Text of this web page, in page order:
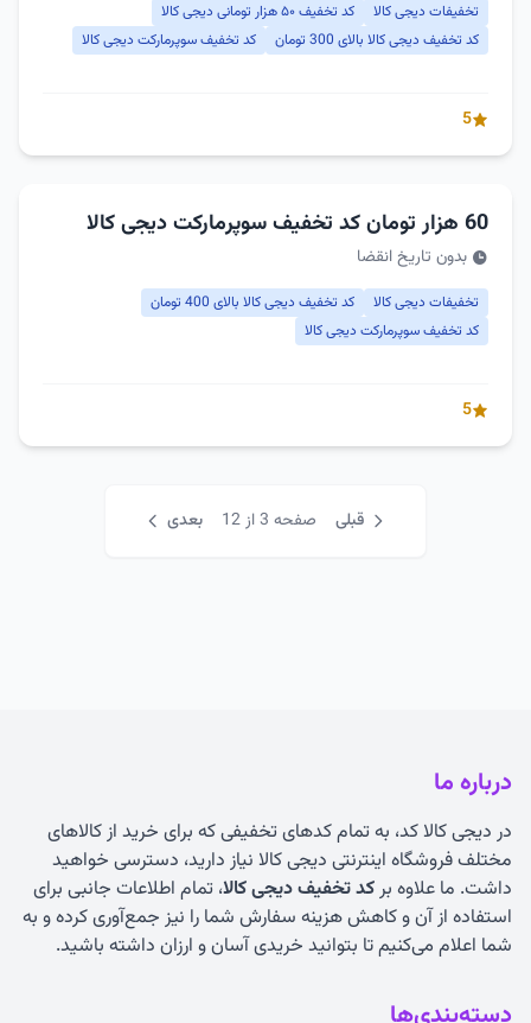
تخفیفات دیجی کالا
کد تخفیف ۵۰ هزار تومانی دیجی کالا
کد تخفیف دیجی کالا بالای 300 تومان
کد تخفیف سوپرمارکت دیجی کالا
5
60 هزار تومان کد تخفیف سوپرمارکت دیجی کالا
بدون تاریخ انقضا
تخفیفات دیجی کالا
کد تخفیف دیجی کالا بالای 400 تومان
کد تخفیف سوپرمارکت دیجی کالا
5
قبلی صفحه 3 از 12 بعدی
درباره ما
در دیجی کالا کد، به تمام کدهای تخفیفی که برای خرید از کالاهای
مختلف فروشگاه اینترنتی دیجی کالا نیاز دارید، دسترسی خواهید
داشت. ما علاوه برکد تخفیف دیجی کالا، تمام اطلاعات جانبی برای
استفاده از آن و کاهش هزینه سفارش شما را نیز جمع‌آوری کرده و به
شما اعلام می‌کنیم تا بتوانید خریدی آسان و ارزان داشته باشید.